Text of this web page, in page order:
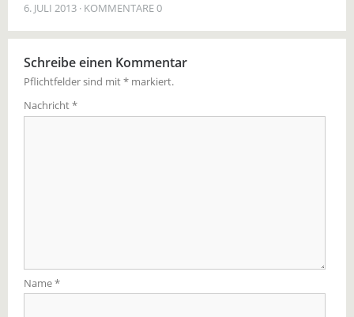
6. JULI 2013 KOMMENTARE 0
Schreibe einen Kommentar
Pflichtfelder sind mit* markiert.
Nachricht*
Name*